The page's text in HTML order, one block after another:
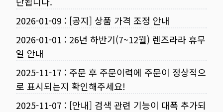
2026-01-09 : [공지] 상품 가격 조정 안내
2026-01-01 : 26년 하반기(7~12월) 렌즈라라 휴무
일 안내
2025-11-17 : 주문 후 주문이력에 주문이 정상적으
로 표시되는지 확인해주세요!
2025-11-07 : [안내] 검색 관련 기능이 대폭 추가되